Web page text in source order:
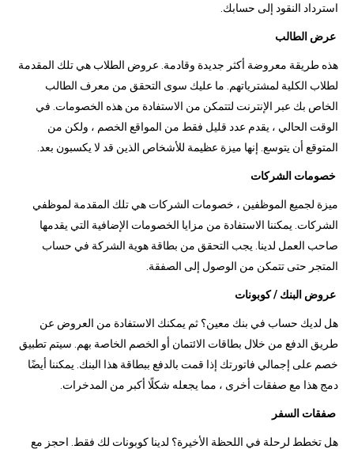
استرداد النقود إلى حسابك.
عرض الطالب
هذه طريقة معروضة أكثر جديدة وقادمة. عروض الطلاب هي تلك المقدمة
لطلاب الكلية لمشترياتهم. ما عليك سوى التحقق من معرف الطالب
الخاص بك عبر الإنترنت لتتمكن من الاستفادة من هذه الخصومات. في
الوقت الحالي ، يقدم عدد قليل فقط من المواقع الخصم ، ولكن من
المتوقع أن يتوسع. إنها ميزة عظيمة للأشخاص الذين قد لا يكسبون بعد.
خصومات الشركات
ميزة لجميع الموظفين ، خصومات الشركات هي تلك المقدمة لموظفي
الشركات. يمكننا الاستفادة من مزايا الخصومات الإضافية التي يقدمها
صاحب العمل لدينا. يجب التحقق من بطاقة هوية الشركة في حساب
المتجر حتى تتمكن من الوصول إلى الصفقة.
عروض البنك / كوبونات
هل لديك حساب في بنك معين؟ ثم يمكنك الاستفادة من العروض عن
طريق الدفع من خلال بطاقات الائتمان أو الخصم الخاصة بهم. سيتم تطبيق
خصم على إجمالي فاتورتك إذا قمت بالدفع ببطاقة هذا البنك. يمكننا أيضًا
دمج هذا مع صفقات أخرى ، مما يجعله شكلًا أكبر من المدخرات.
صفقات السفر
هل تخطط لرحلة في اللحظة الأخيرة؟ لدينا كوبونات لك فقط. احجز مع